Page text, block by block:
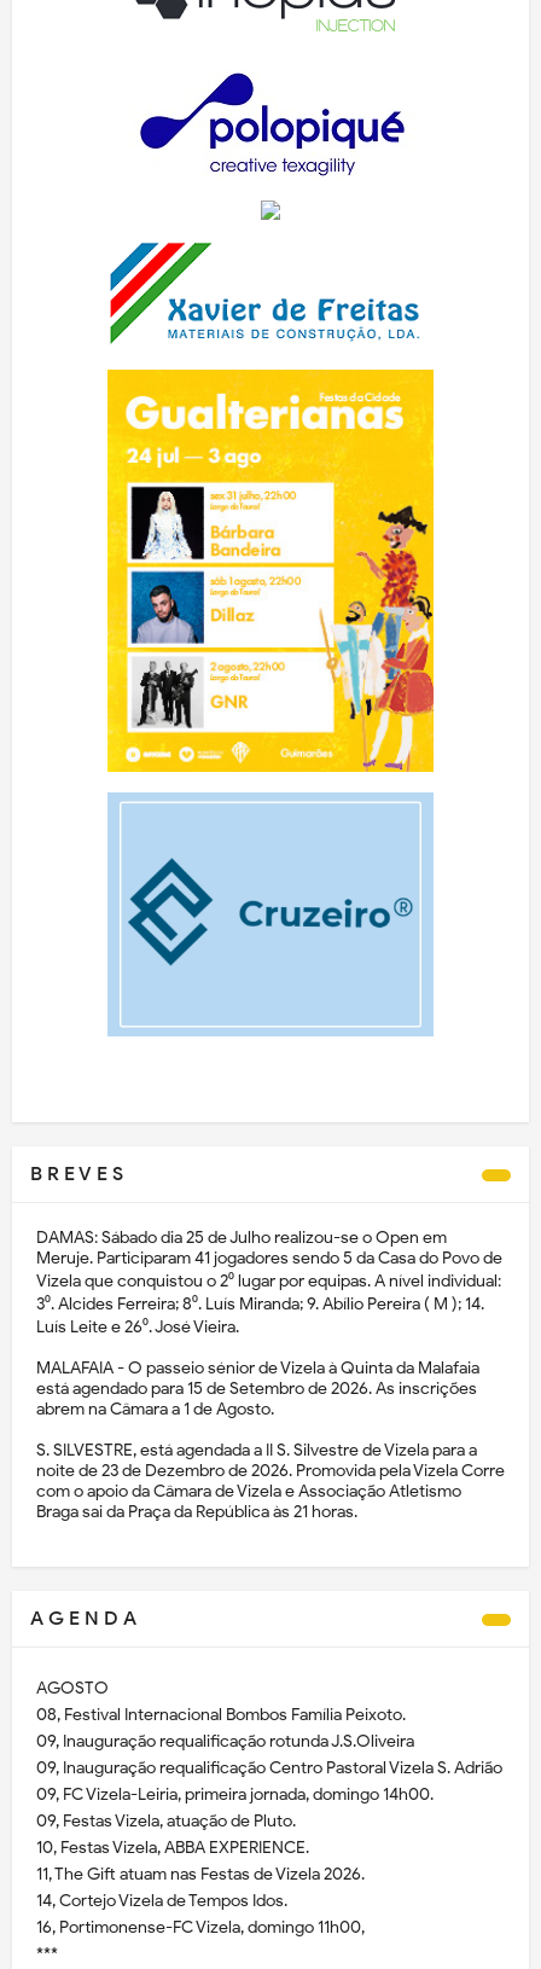
B R E V E S
DAMAS: Sábado dia 25 de Julho realizou-se o Open em
Meruje. Participaram 41 jogadores sendo 5 da Casa do Povo de
Vizela que conquistou o 2⁰ lugar por equipas. A nível individual:
3⁰. Alcides Ferreira; 8⁰. Luís Miranda; 9. Abílio Pereira ( M ); 14.
Luís Leite e 26⁰. José Vieira.
MALAFAIA - O passeio sénior de Vizela à Quinta da Malafaia
está agendado para 15 de Setembro de 2026. As inscrições
abrem na Câmara a 1 de Agosto.
S. SILVESTRE, está agendada a II S. Silvestre de Vizela para a
noite de 23 de Dezembro de 2026. Promovida pela Vizela Corre
com o apoio da Câmara de Vizela e Associação Atletismo
Braga sai da Praça da República às 21 horas.
A G E N D A
AGOSTO
08, Festival Internacional Bombos Família Peixoto.
09, Inauguração requalificação rotunda J.S.Oliveira
09, Inauguração requalificação Centro Pastoral Vizela S. Adrião
09, FC Vizela-Leiria, primeira jornada, domingo 14h00.
09, Festas Vizela, atuação de Pluto.
10, Festas Vizela, ABBA EXPERIENCE.
11, The Gift atuam nas Festas de Vizela 2026.
14, Cortejo Vizela de Tempos Idos.
16, Portimonense-FC Vizela, domingo 11h00,
***